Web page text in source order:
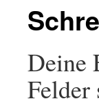
Deine